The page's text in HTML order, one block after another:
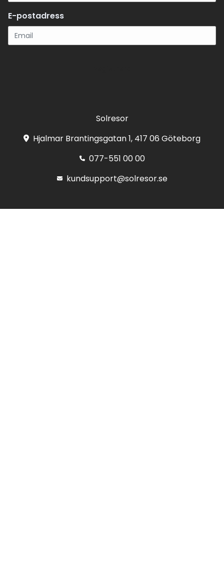
E-postadress
Solresor
Hjalmar Brantingsgatan 1, 417 06 Göteborg
077-551 00 00
kundsupport@solresor.se